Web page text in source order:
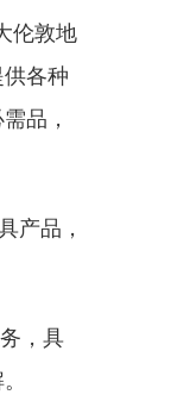
伦敦地
各种
品，
产品，
，具